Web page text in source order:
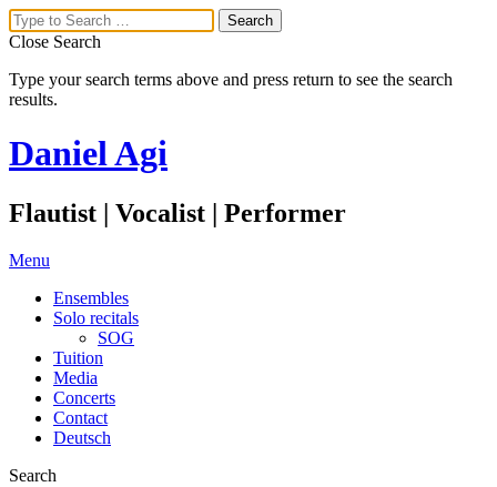
Close Search
Type your search terms above and press return to see the search
results.
Daniel Agi
Flautist | Vocalist | Performer
Menu
Ensembles
Solo recitals
SOG
Tuition
Media
Concerts
Contact
Deutsch
Search